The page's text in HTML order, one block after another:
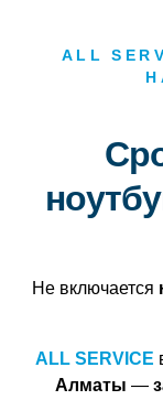
ALL
Не включается
ALL SERVICE
Алматы —